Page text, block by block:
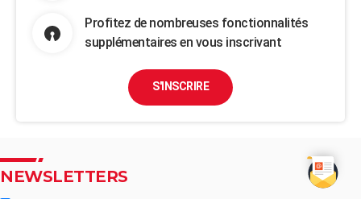
Profitez de nombreuses fonctionnalités
supplémentaires en vous inscrivant
S'INSCRIRE
NEWSLETTERS